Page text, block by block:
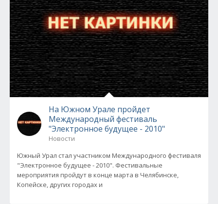
На Южном Урале пройдет
Международный фестиваль
"Электронное будущее - 2010"
Новости
Южный Урал стал участником Международного фестиваля
"Электронное будущее - 2010". Фестивальные
мероприятия пройдут в конце марта в Челябинске,
Копейске, других городах и